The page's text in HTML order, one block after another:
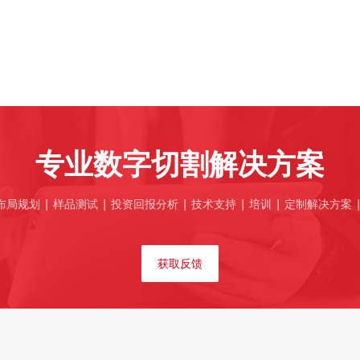
专业数字切割解决方案
局规划 | 样品测试 | 投资回报分析 | 技术支持 | 培训 | 定制解决方案
获取反馈